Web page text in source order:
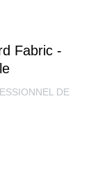
Fabric -
DE